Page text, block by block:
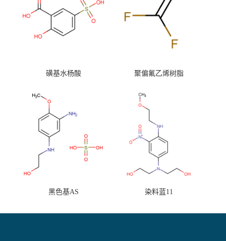
磺基水杨酸 聚偏氟乙烯树脂
黑色基AS 染料蓝11